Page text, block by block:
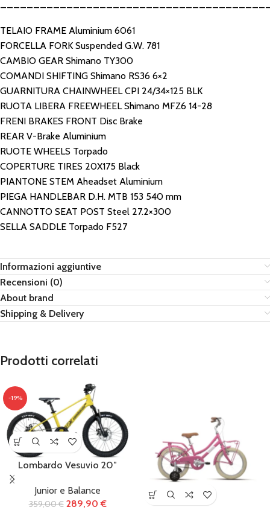
TELAIO FRAME Aluminium 6061
FORCELLA FORK Suspended G.W. 781
CAMBIO GEAR Shimano TY300
COMANDI SHIFTING Shimano RS36 6×2
GUARNITURA CHAINWHEEL CPI 24/34×125 BLK
RUOTA LIBERA FREEWHEEL Shimano MFZ6 14-28
FRENI BRAKES FRONT Disc Brake
REAR V-Brake Aluminium
RUOTE WHEELS Torpado
COPERTURE TIRES 20X175 Black
PIANTONE STEM Aheadset Aluminium
PIEGA HANDLEBAR D.H. MTB 153 540 mm
CANNOTTO SEAT POST Steel 27.2×300
SELLA SADDLE Torpado F527
Informazioni aggiuntive
Recensioni (0)
About brand
Shipping & Delivery
Prodotti correlati
-19%
Lombardo Vesuvio 20″
Junior e Balance
359,00€ 289,90€